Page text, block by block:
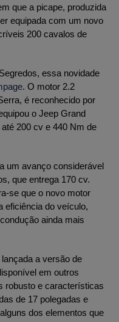
que a picape, produzida
equipada com um novo
200 cavalos de
essa novidade
. O motor 2.2
é reconhecido por
o Jeep Grand
200 cv e 440 Nm de
um avanço considerável
que entrega 170 cv.
se que o novo motor
eficiência do veículo,
ainda mais
a versão de
em outros
robusto e características
de 17 polegadas e
dos elementos que